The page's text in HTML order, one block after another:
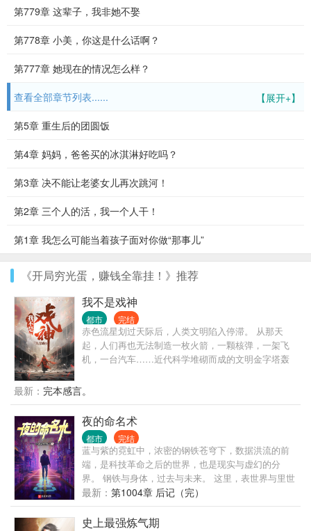
第779章 这辈子，我非她不娶
第778章 小美，你这是什么话啊？
第777章 她现在的情况怎么样？
【展开+】
查看全部章节列表......
第5章 重生后的团圆饭
第4章 妈妈，爸爸买的冰淇淋好吃吗？
第3章 决不能让老婆女儿再次跳河！
第2章 三个人的活，我一个人干！
第1章 我怎么可能当着孩子面对你做“那事儿”
《开局穷光蛋，赚钱全靠挂！》推荐
我不是戏神
都市 完结
赤色流星划过天际后，人类文明陷入停滞。 从那天
起，人们再也无法制造一枚火箭，一颗核弹，一架飞
机，一台汽车……近代科学堆砌而成的文明金字塔轰
拖入无序的深渊。 在这个时代，人命渺如尘埃； 在这
个时代，人类灿若星辰。 大厦将倾，有人见一戏子屹
立文明废墟之上，红帔似血，时笑时哭， 时代的帘幕
在他身后缓缓打开，他张开双臂，对着累累众生轻声
低语—— “好戏……开场。”
最新： 完本感言。
夜的命名术
都市 完结
蓝与紫的霓虹中，浓密的钢铁苍穹下，数据洪流的前
端，是科技革命之后的世界，也是现实与虚幻的分
界。 钢铁与身体，过去与未来。 这里，表世界与里世
界并存，面前的一切，像是时间之墙近在眼前。 黑暗
逐渐笼罩。 可你要明白啊我的朋友，我们不能用温柔
去应对黑暗，要用火。
最新： 第1004章 后记（完）
史上最强炼气期